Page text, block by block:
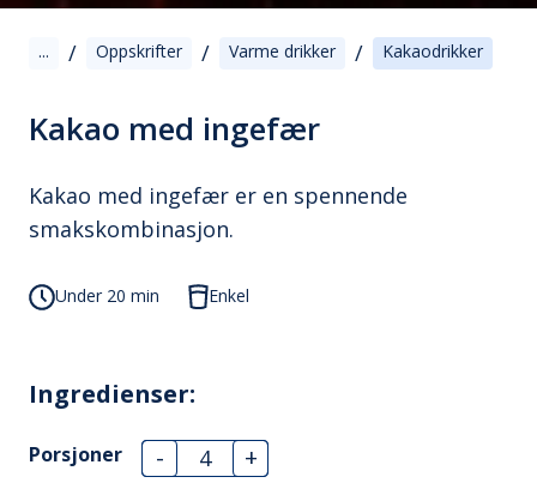
... / Oppskrifter / Varme drikker / Kakaodrikker
Kakao med ingefær
Kakao med ingefær er en spennende
smakskombinasjon.
Under 20 min Enkel
Ingredienser:
Porsjoner - +